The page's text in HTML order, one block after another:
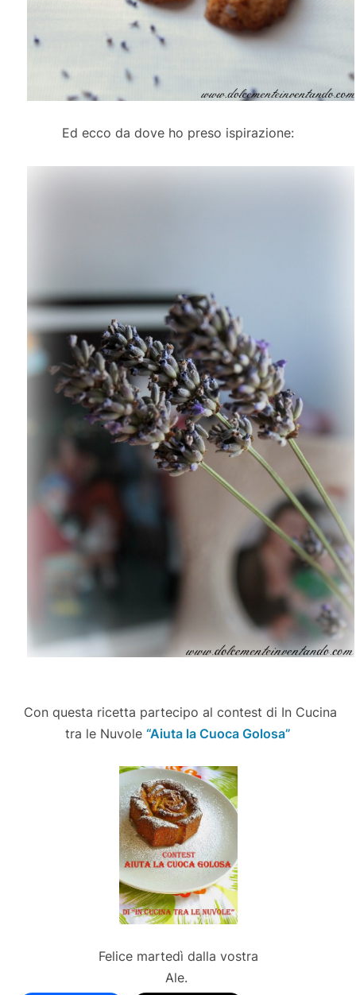
Ed ecco da dove ho preso ispirazione:
Con questa ricetta partecipo al contest di In Cucina
tra le Nuvole “Aiuta la Cuoca Golosa”
Felice martedì dalla vostra
Ale.